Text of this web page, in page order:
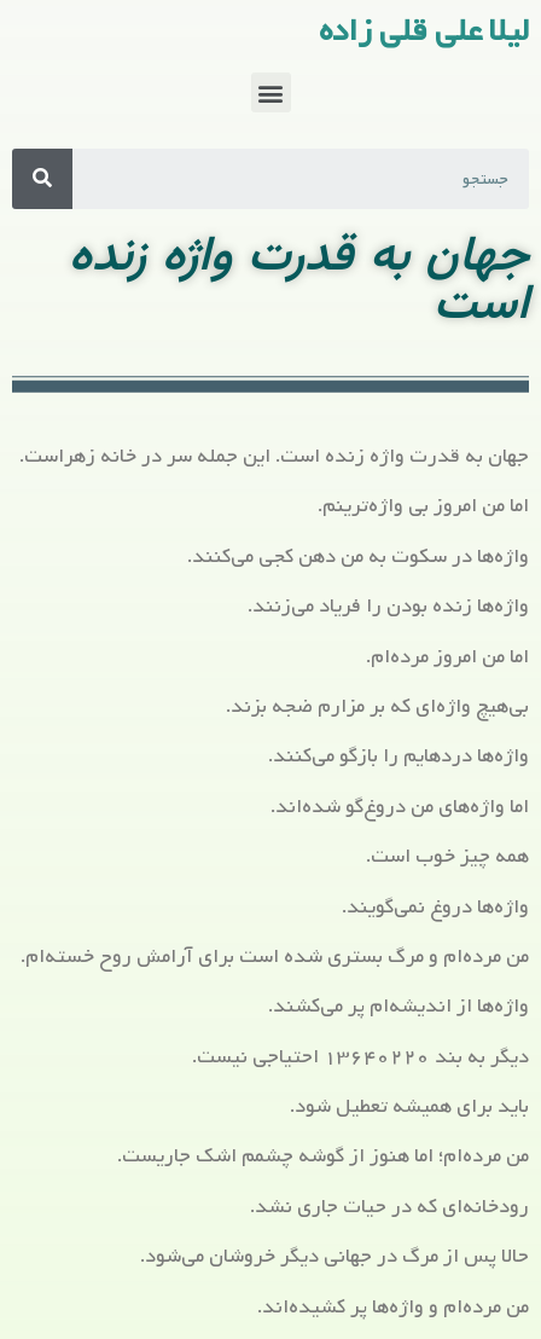
لیلا علی قلی زاده
جهان به قدرت واژه زنده
است
جهان به قدرت واژه زنده است. این جمله سر در خانه زهراست.
اما من امروز بی واژه‌ترینم.
واژه‌ها در سکوت به من دهن کجی می‌کنند.
واژه‌ها‌ زنده بودن را فریاد می‌زنند.
اما من امروز مرده‌ام.
بی‌هیچ واژه‌ای که بر مزارم ضجه بزند.
واژه‌ها دردهایم را بازگو می‌کنند.
اما واژه‌های من دروغ‌گو شده‌اند.
همه چیز خوب است.
واژه‌ها دروغ نمی‌گویند.
من مرده‌ام و مرگ بستری شده است برای آرامش روح خسته‌ام.
واژه‌ها از اندیشه‌ام پر می‌کشند.
دیگر به بند ۱۳۶۴۰۲۲۰ احتیاجی نیست.
باید برای همیشه تعطیل شود.
من مرده‌ام؛ اما هنوز از گوشه چشمم اشک جاریست.
رودخانه‌ای که در حیات جاری نشد.
حالا پس از مرگ در جهانی دیگر خروشان می‌شود.
من مرده‌ام و واژه‌ها پر کشیده‌اند.